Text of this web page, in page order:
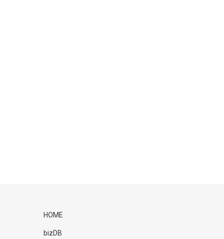
HOME
bizDB